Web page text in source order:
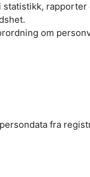
rapporter
om
fra